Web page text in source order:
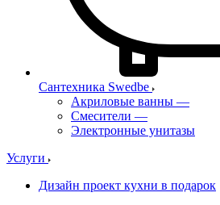
Сантехника Swedbe
Акриловые ванны —
Смесители —
Электронные унитазы
Услуги
Дизайн проект кухни в подарок